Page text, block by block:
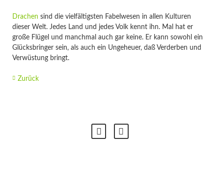
Drachen sind die vielfältigsten Fabelwesen in allen Kulturen
dieser Welt. Jedes Land und jedes Volk kennt ihn. Mal hat er
große Flügel und manchmal auch gar keine. Er kann sowohl ein
Glücksbringer sein, als auch ein Ungeheuer, daß Verderben und
Verwüstung bringt.
Zurück